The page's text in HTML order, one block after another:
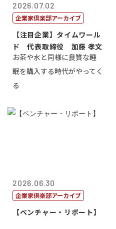
2026.07.02
企業家倶楽部アーカイブ
【注目企業】タイムワール
ド 代表取締役 加藤 孝文
お茶や水と同様に良質な睡
眠を購入する時代がやってく
る
2026.06.30
企業家倶楽部アーカイブ
【ベンチャー・リポート】